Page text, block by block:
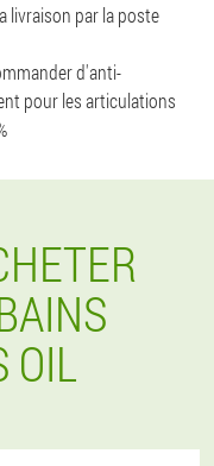
livraison par la poste
d'anti-
pour les articulations
OIL